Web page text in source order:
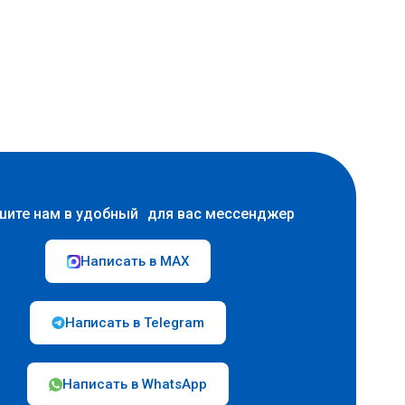
нам в удобный для вас мессенджер
Написать в MAX
Написать в Telegram
Написать в WhatsApp